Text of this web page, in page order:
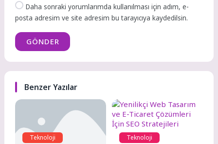
Daha sonraki yorumlarımda kullanılması için adım, e-
posta adresim ve site adresim bu tarayıcıya kaydedilsin.
GÖNDER
Benzer Yazılar
Teknoloji Teknoloji